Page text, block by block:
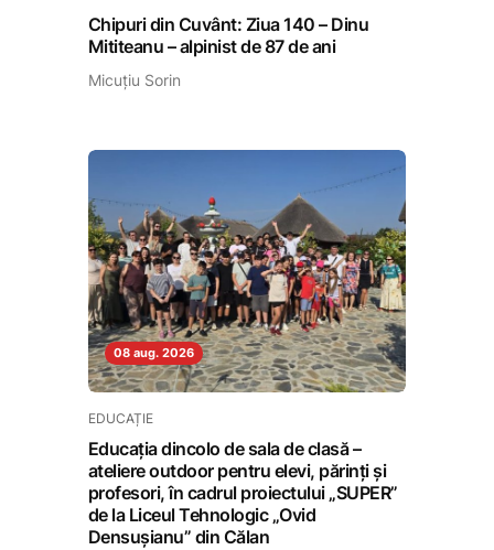
Chipuri din Cuvânt: Ziua 140 – Dinu
Mititeanu – alpinist de 87 de ani
Micuțiu Sorin
08 aug. 2026
EDUCAȚIE
Educația dincolo de sala de clasă –
ateliere outdoor pentru elevi, părinți și
profesori, în cadrul proiectului „SUPER”
de la Liceul Tehnologic „Ovid
Densușianu” din Călan